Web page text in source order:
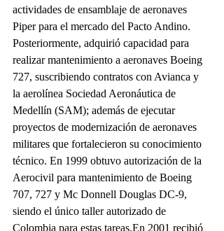
actividades de ensamblaje de aeronaves
Piper para el mercado del Pacto Andino.
Posteriormente, adquirió capacidad para
realizar mantenimiento a aeronaves Boeing
727, suscribiendo contratos con Avianca y
la aerolínea Sociedad Aeronáutica de
Medellín (SAM); además de ejecutar
proyectos de modernización de aeronaves
militares que fortalecieron su conocimiento
técnico. En 1999 obtuvo autorización de la
Aerocivil para mantenimiento de Boeing
707, 727 y Mc Donnell Douglas DC-9,
siendo el único taller autorizado de
Colombia para estas tareas.En 2001 recibió